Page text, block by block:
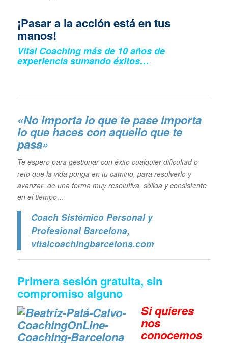
¡Pasar a la acción está en tus
manos!
Vital Coaching más de 10 años de
experiencia sumando éxitos…
«No importa lo que te pase importa
lo que haces con aquello que te
pasa»
Te espero para gestionar con éxito cualquier dificultad o
reto que la vida ponga en tu camino, para resolverlo y
avanzar de una forma muy resolutiva, sólida y consistente
en el tiempo…
Coach Sistémico Personal y
Profesional Barcelona,
vitalcoachingbarcelona.com
Primera sesión gratuita, sin
compromiso alguno
Si quieres
nos
conocemos